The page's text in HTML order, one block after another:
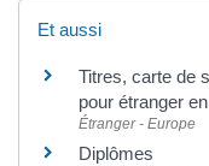
Et aussi
Titres, carte de
pour étranger
Étranger - Europe
Diplômes